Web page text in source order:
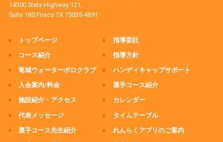
14300 State Highway 121,
Suite 160 Frisco TX 75035-4691
トップページ
コース紹介
竜城ウォーターポロクラブ
入会案内/料金
施設紹介・アクセス
代表メッセージ
選手コース先生紹介
指導委託
指導方針
ハンディキャップサポート
選手コース紹介
カレンダー
タイムテーブル
れんらくアプリのご案内